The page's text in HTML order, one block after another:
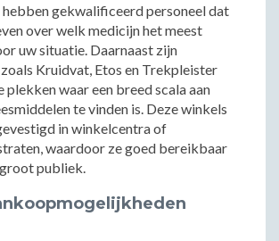
gekwalificeerd personeel dat
over welk medicijn het meest
uw situatie. Daarnaast zijn
Kruidvat, Etos en Trekpleister
plekken waar een breed scala aan
te vinden is. Deze winkels
in winkelcentra of
waardoor ze goed bereikbaar
publiek.